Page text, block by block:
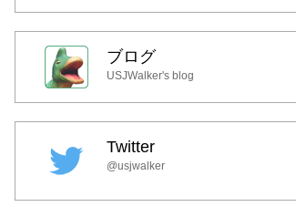
ブログ
USJWalker's blog
Twitter
@usjwalker